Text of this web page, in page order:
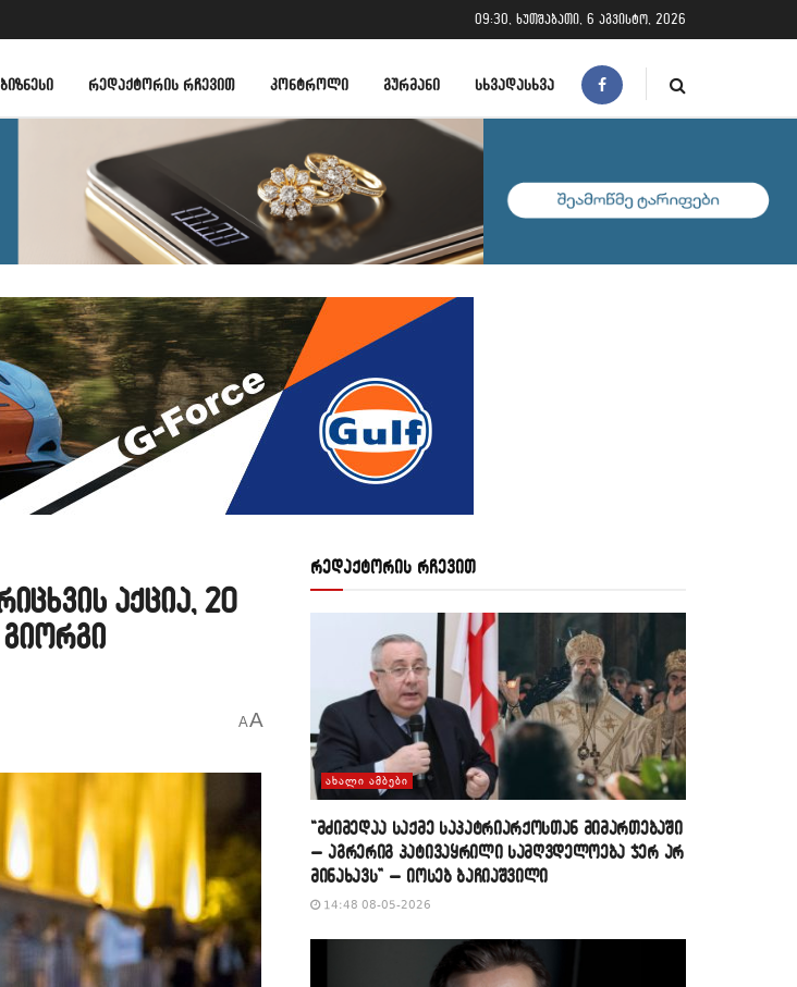
09:30, ხუთშაბათი, 6 აგვისტო, 2026
ᲑᲘᲖᲜᲔᲡᲘ ᲠᲔᲓᲐᲥᲢᲝᲠᲘᲡ ᲠᲩᲔᲕᲘᲗ ᲙᲝᲜᲢᲠᲝᲚᲘ ᲒᲣᲠᲛᲐᲜᲘ ᲡᲮᲕᲐᲓᲐᲡᲮᲕᲐ
აქცია, 20
AA
რედაქტორის რჩევით
ᲐᲮᲐᲚᲘ ᲐᲛᲑᲔᲑᲘ
“მძიმედაა საქმე საპატრიარქოსთან მიმართებაში
– აგრერიგ პატივაყრილი სამღვდელოება ჯერ არ
მინახავს” – იოსებ ბაჩიაშვილი
14:48 08-05-2026